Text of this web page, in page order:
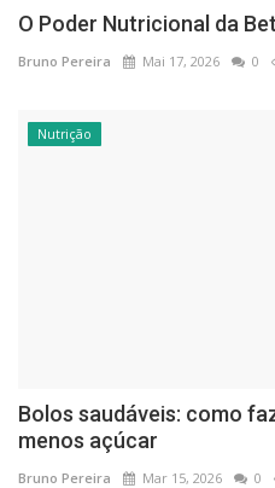
O Poder Nutricional da
Bruno Pereira Mai 17, 2026 0
Nutrição
Bolos saudáveis: como
menos açúcar
Bruno Pereira Mar 15, 2026 0